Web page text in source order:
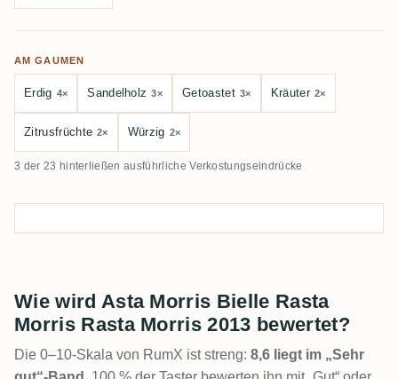
AM GAUMEN
Erdig 4× Sandelholz 3× Getoastet 3× Kräuter 2×
Zitrusfrüchte 2× Würzig 2×
3 der 23 hinterließen ausführliche Verkostungseindrücke
Wie wird Asta Morris Bielle Rasta
Morris Rasta Morris 2013 bewertet?
Die 0–10-Skala von RumX ist streng: 8,6 liegt im „Sehr